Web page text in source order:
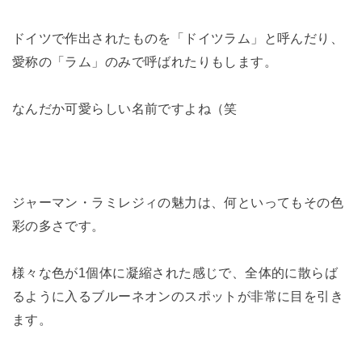
ドイツで作出されたものを「ドイツラム」と呼んだり、
愛称の「ラム」のみで呼ばれたりもします。
なんだか可愛らしい名前ですよね（笑
ジャーマン・ラミレジィの魅力は、何といってもその色
彩の多さです。
様々な色が1個体に凝縮された感じで、全体的に散らば
るように入るブルーネオンのスポットが非常に目を引き
ます。